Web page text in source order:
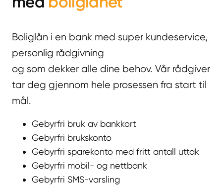
Boliglån i en bank med super kundeservice,
personlig rådgivning
og som dekker alle dine behov. Vår rådgiver
tar deg gjennom hele prosessen fra start til
mål.
Gebyrfri bruk av bankkort
Gebyrfri brukskonto
Gebyrfri sparekonto med fritt antall uttak
Gebyrfri mobil- og nettbank
Gebyrfri SMS-varsling